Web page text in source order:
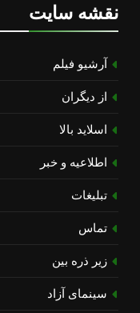
نقشه سایت
آرشیو فیلم
از دیگران
اسلاید بالا
اطلاعیه و خبر
تبلیغات
تماس
زیر ذره بین
سینمای آزاد